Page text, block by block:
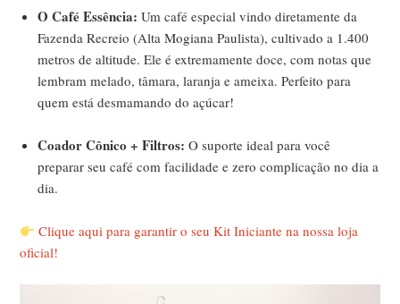
O Café Essência: Um café especial vindo diretamente da
Fazenda Recreio (Alta Mogiana Paulista), cultivado a 1.400
metros de altitude. Ele é extremamente doce, com notas que
lembram melado, tâmara, laranja e ameixa. Perfeito para
quem está desmamando do açúcar!
Coador Cônico + Filtros: O suporte ideal para você
preparar seu café com facilidade e zero complicação no dia a
dia.
Clique aqui para garantir o seu Kit Iniciante na nossa loja
oficial!